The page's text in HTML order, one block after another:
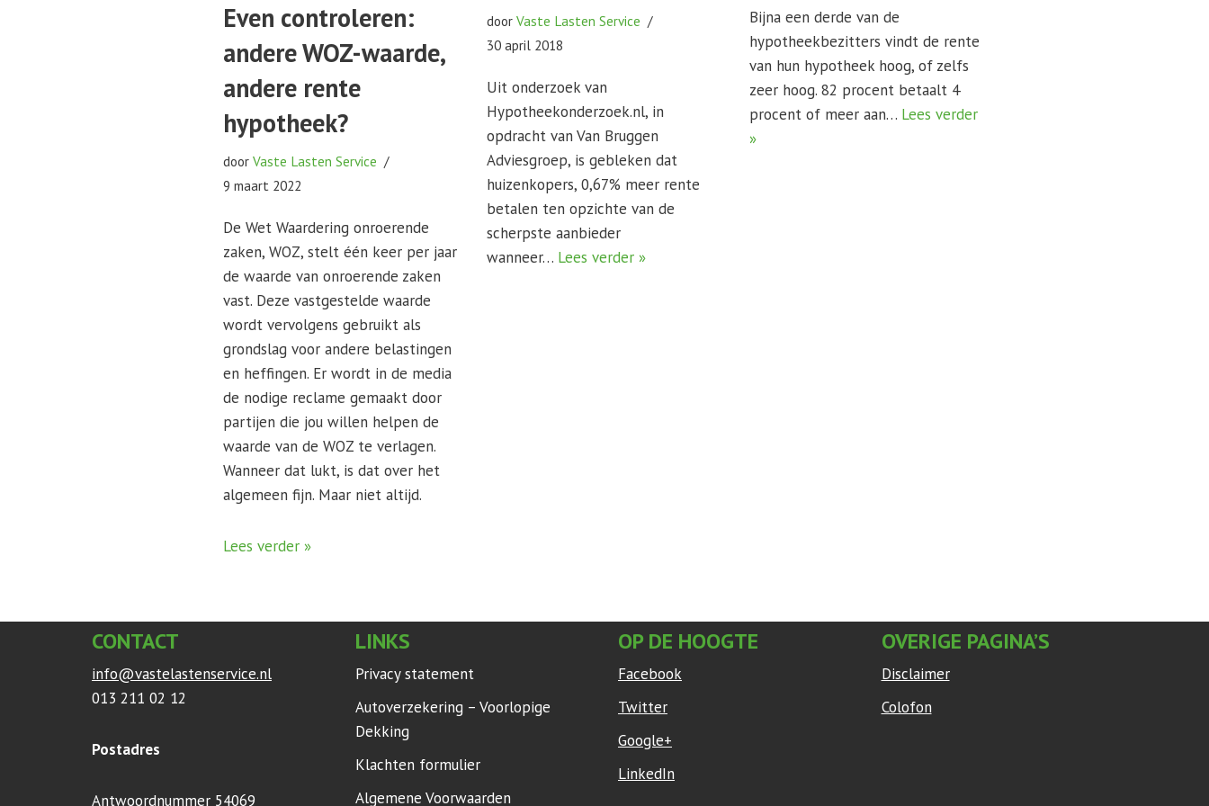
Even controleren:
andere WOZ-waarde,
andere rente
hypotheek?
doorVaste Lasten Service
9 maart 2022
De Wet Waardering onroerende
zaken, WOZ, stelt één keer per jaar
de waarde van onroerende zaken
vast. Deze vastgestelde waarde
wordt vervolgens gebruikt als
grondslag voor andere belastingen
en heffingen. Er wordt in de media
de nodige reclame gemaakt door
partijen die jou willen helpen de
waarde van de WOZ te verlagen.
Wanneer dat lukt, is dat over het
algemeen fijn. Maar niet altijd.
Lees verder »
door Vaste Lasten Service
30 april 2018
Uit onderzoek van
Hypotheekonderzoek.nl, in
opdracht van Van Bruggen
Adviesgroep, is gebleken dat
huizenkopers, 0,67% meer rente
betalen ten opzichte van de
scherpste aanbieder
wanneer… Lees verder »
Bijna een derde van de
hypotheekbezitters vindt de rente
van hun hypotheek hoog, of zelfs
zeer hoog. 82 procent betaalt 4
procent of meer aan… Lees verder
»
CONTACT
info@vastelastenservice.nl
013 211 02 12
Postadres
Antwoordnummer 54069
LINKS
Privacy statement
Autoverzekering – Voorlopige
Dekking
Klachten formulier
Algemene Voorwaarden
OP DE HOOGTE
Facebook
Twitter
Google+
LinkedIn
OVERIGE PAGINA’S
Disclaimer
Colofon